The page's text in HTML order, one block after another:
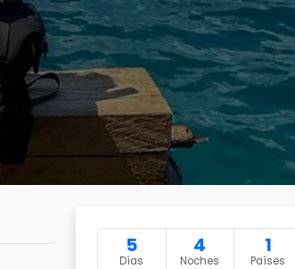
5
Días
4
Noches
1
Países